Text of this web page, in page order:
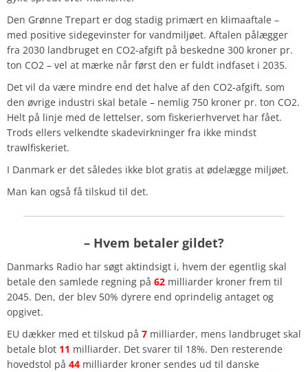
Den Grønne Trepart er dog stadig primært en klimaaftale –
med positive sidegevinster for vandmiljøet. Aftalen pålægger
fra 2030 landbruget en CO2-afgift på beskedne 300 kroner pr.
ton CO2 – vel at mærke når først den er fuldt indfaset i 2035.
Det vil da være mindre end det halve af den CO2-afgift, som
den øvrige industri skal betale – nemlig 750 kroner pr. ton CO2.
Helt på linje med de lettelser, som fiskerierhvervet har fået.
Trods ellers velkendte skadevirkninger fra ikke mindst
trawlfiskeriet.
I Danmark er det således ikke blot gratis at ødelægge miljøet.
Man kan også få tilskud til det.
– Hvem betaler gildet?
Danmarks Radio har søgt aktindsigt i, hvem der egentlig skal
betale den samlede regning på 62 milliarder kroner frem til
2045. Den, der blev 50% dyrere end oprindelig antaget og
opgivet.
EU dækker med et tilskud på 7 milliarder, mens landbruget skal
betale blot 11 milliarder. Det svarer til 18%. Den resterende
hovedstol på 44 milliarder kroner sendes ud til danske